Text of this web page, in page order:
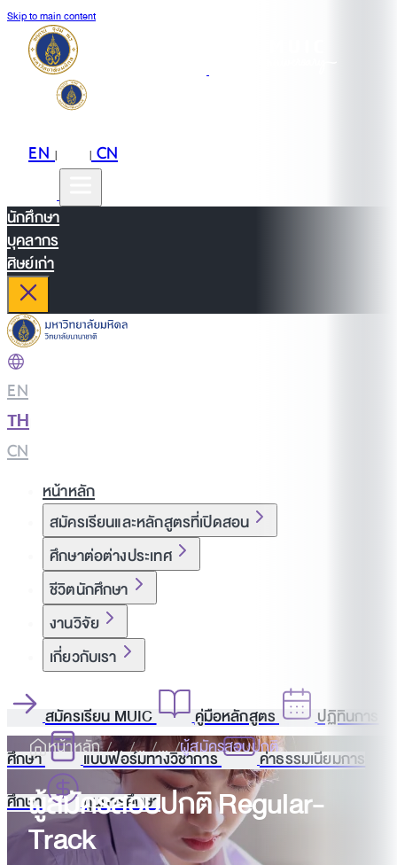
Skip to main content
EN| |CN
นักศึกษา
บุคลากร
ศิษย์เก่า
EN
TH
CN
หน้าหลัก
สมัครเรียนและหลักสูตรที่เปิดสอน
ศึกษาต่อต่างประเทศ
ชีวิตนักศึกษา
งานวิจัย
เกี่ยวกับเรา
สมัครเรียน MUIC คู่มือหลักสูตร
ปฏิทินการ
ศึกษา
แบบฟอร์มทางวิชาการ
ค่าธรรมเนียมการ
ศึกษา
ทุนการศึกษา
หน้าหลัก ผู้สมัครสอบปกติ
ผู้สมัครสอบปกติ Regular-
Track